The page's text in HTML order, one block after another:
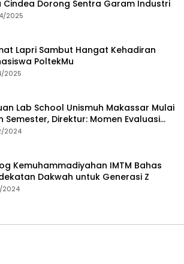
Cindea Dorong Sentra Garam Industri
2025
Lapri Sambut Hangat Kehadiran
PoltekMu
2025
Lab School Unismuh Makassar Mulai
Semester, Direktur: Momen Evaluasi
Pembelajaran
2024
Kemuhammadiyahan IMTM Bahas
Dakwah untuk Generasi Z
2024